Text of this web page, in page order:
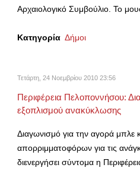
Αρχαιολογικό Συμβούλιο. Το
Κατηγορία Δήμοι
Τετάρτη, 24 Νοεμβρίου 2010 23:56
Περιφέρεια Πελοποννήσου:
εξοπλισμού ανακύκλωσης
Διαγωνισμό για την αγορά μπλε
απορριμματοφόρων για τις
διενεργήσει σύντομα η